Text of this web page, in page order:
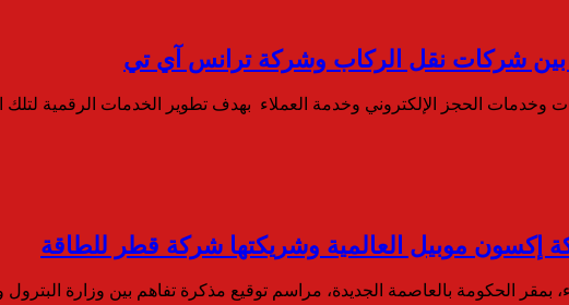
بين شركات نقل الركاب وشركة ترانس آي تي
وخدمات الحجز الإلكتروني وخدمة العملاء بهدف تطوير الخدمات الرقمية
إكسون موبيل العالمية وشريكتها شركة قطر للطاقة
الحكومة بالعاصمة الجديدة، مراسم توقيع مذكرة تفاهم بين وزارة البترول